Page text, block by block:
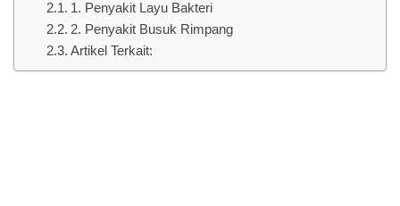
1. Penyakit Layu Bakteri
2. Penyakit Busuk Rimpang
Artikel Terkait: